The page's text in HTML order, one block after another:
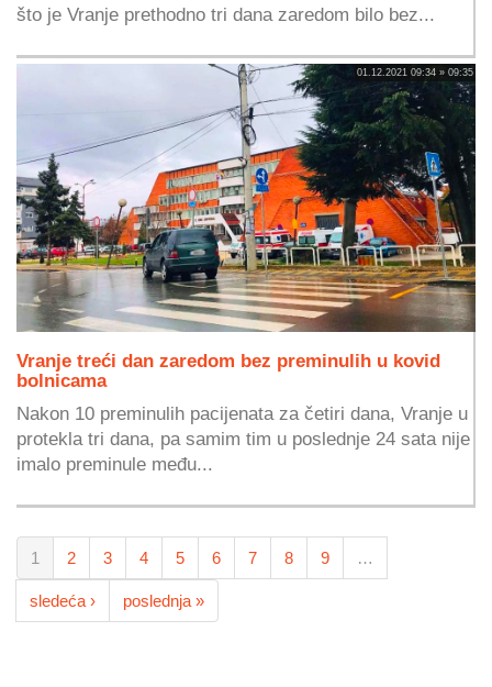
što je Vranje prethodno tri dana zaredom bilo bez...
01.12.2021 09:34 » 09:35
Vranje treći dan zaredom bez preminulih u kovid
bolnicama
Nakon 10 preminulih pacijenata za četiri dana, Vranje u
protekla tri dana, pa samim tim u poslednje 24 sata nije
imalo preminule među...
1 2 3 4 5 6 7 8 9 …
sledeća › poslednja »